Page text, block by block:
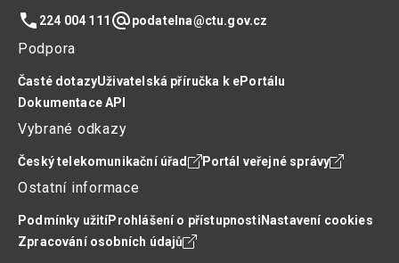
Telefon224 004 111 E-mailpodatelna@ctu.gov.cz
Podpora
Časté dotazyUživatelská příručka k ePortálu
Dokumentace API
Vybrané odkazy
Český telekomunikační úřad Portál veřejné správy
Ostatní informace
Podmínky užitíProhlášení o přístupnosti Nastavení cookies
Zpracování osobních údajů